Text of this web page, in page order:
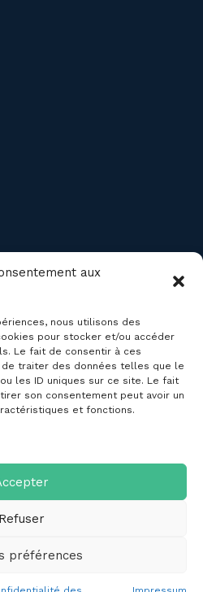
aux
nous utilisons des
pour stocker et/ou accéder
Le fait de consentir à ces
traiter des données telles que le
les ID uniques sur ce site. Le fait
son consentement peut avoir un
et fonctions.
Refuser
préférences
des
interdisciplinaire du